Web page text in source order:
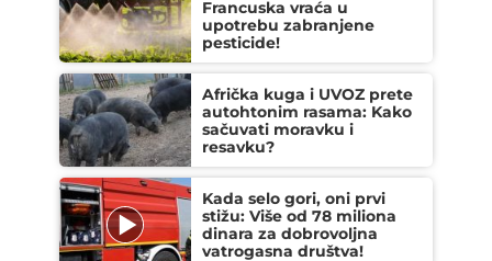
Francuska vraća u
upotrebu zabranjene
pesticide!
Afrička kuga i UVOZ prete
autohtonim rasama: Kako
sačuvati moravku i
resavku?
Kada selo gori, oni prvi
stižu: Više od 78 miliona
dinara za dobrovoljna
vatrogasna društva!